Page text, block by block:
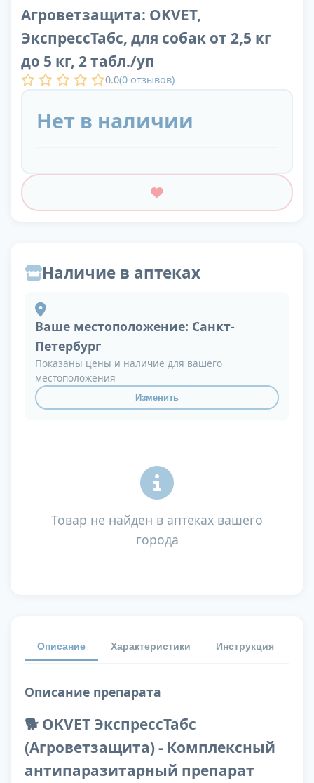
Агроветзащита: OKVET,
ЭкспрессТабс, для собак от 2,5 кг
до 5 кг, 2 табл./уп
0.0(0 отзывов)
Нет в наличии
Наличие в аптеках
Ваше местоположение: Санкт-
Петербург
Показаны цены и наличие для вашего
местоположения
Изменить
Товар не найден в аптеках вашего
города
Описание Характеристики Инструкция
Описание препарата
🐕 OKVET ЭкспрессТабс
(Агроветзащита) - Комплексный
антипаразитарный препарат